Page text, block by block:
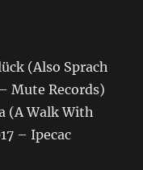
(Also Sprach
Mute Records)
(A Walk With
– Ipecac